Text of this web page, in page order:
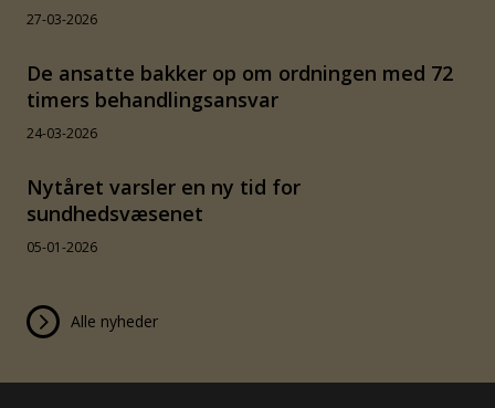
27-03-2026
De ansatte bakker op om ordningen med 72
timers behandlingsansvar
24-03-2026
Nytåret varsler en ny tid for
sundhedsvæsenet
05-01-2026
Alle nyheder